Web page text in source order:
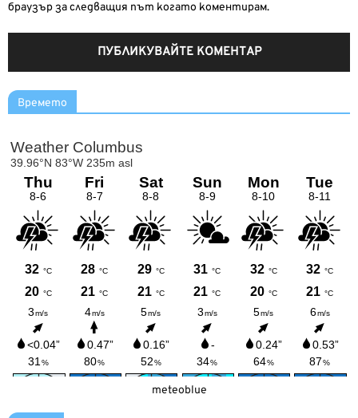
браузър за следващия път когато коментирам.
Времето
meteoblue